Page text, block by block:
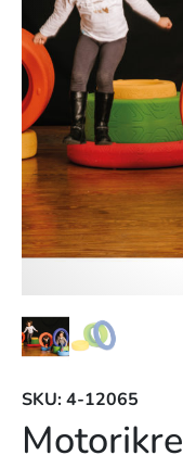
SKU: 4-12065